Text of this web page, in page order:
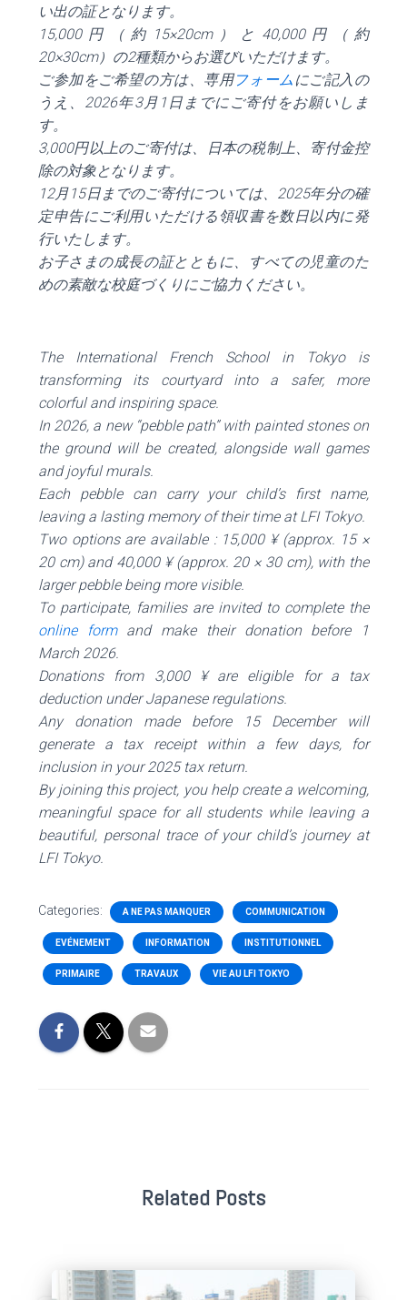
い出の証となります。
15,000円（約 15×20cm）と 40,000円（約
20×30cm）の2種類からお選びいただけます。
ご参加をご希望の方は、専用フォーム にご記入の
うえ、 2026年3月 1 日までにご寄付をお願いしま
す。
3,000円以上のご寄付は、日本の税制上、寄付金控
除の対象となります。
12月15日までのご寄付については、 2025年分の確
定申告にご利用いただける領収書を数日以内に発
行いたします。
お子さまの成長の証とともに、すべての児童のた
めの素敵な校庭づくりにご協力ください。
The International French School in Tokyo is
transforming its courtyard into a safer, more
colorful and inspiring space.
In 2026, a new “pebble path” with painted stones on
the ground will be created, alongside wall games
and joyful murals.
Each pebble can carry your child’s first name,
leaving a lasting memory of their time at LFI Tokyo.
Two options are available : 15,000 ¥ (approx. 15 ×
20 cm) and 40,000 ¥ (approx. 20 × 30 cm), with the
larger pebble being more visible.
To participate, families are invited to complete the
online formand make their donation before 1
March 2026.
Donations from 3,000 ¥ are eligible for a tax
deduction under Japanese regulations.
Any donation made before 15 December will
generate a tax receipt within a few days, for
inclusion in your 2025 tax return.
By joining this project, you help create a welcoming,
meaningful space for all students while leaving a
beautiful, personal trace of your child’s journey at
LFI Tokyo.
Categories: A NE PAS MANQUER COMMUNICATION
EVÉNEMENT INFORMATION INSTITUTIONNEL
PRIMAIRE TRAVAUX VIE AU LFI TOKYO
Related Posts